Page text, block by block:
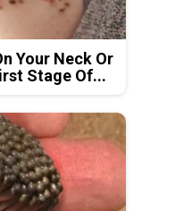
Your Neck Or
Stage Of...